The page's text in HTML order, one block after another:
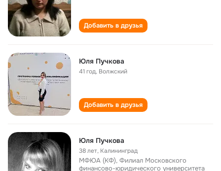
Добавить в друзья
Юля Пучкова
41 год, Волжский
Добавить в друзья
Юля Пучкова
38 лет, Калининград
МФЮА (КФ), Филиал Московского
финансово-юридического университета